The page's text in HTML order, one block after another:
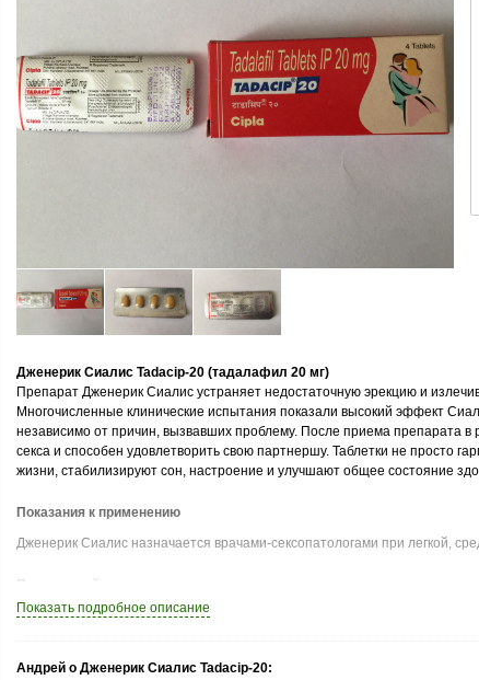
Дженерик Сиалис Tadacip-20 (тадалафил 20 мг)
Препарат Дженерик Сиалис устраняет недостаточную эрекцию и
Многочисленные клинические испытания показали высокий эффект
независимо от причин, вызвавших проблему. После приема препарата
секса и способен удовлетворить свою партнершу. Таблетки не просто
жизни, стабилизируют сон, настроение и улучшают общее состояние
Показания к применению
Дженерик Сиалис назначается врачами-сексопатологами при легкой,
Принцип действия
Благодаря активному компоненту препарата (тадалафил) мужчина
Особенности действия:
Показать подробное описание
Андрей о Дженерик Сиалис Tadacip-20: